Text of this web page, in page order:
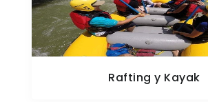
Rafting y Kayak